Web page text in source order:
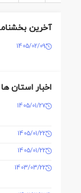
آخرین
1405/02/09
اخبار استان ها
1405/01/27
1405/01/22
1405/01/22
1403/03/22